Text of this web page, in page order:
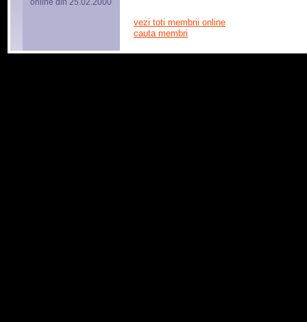
online din 25.02.2000
vezi toti membrii online
cauta membri